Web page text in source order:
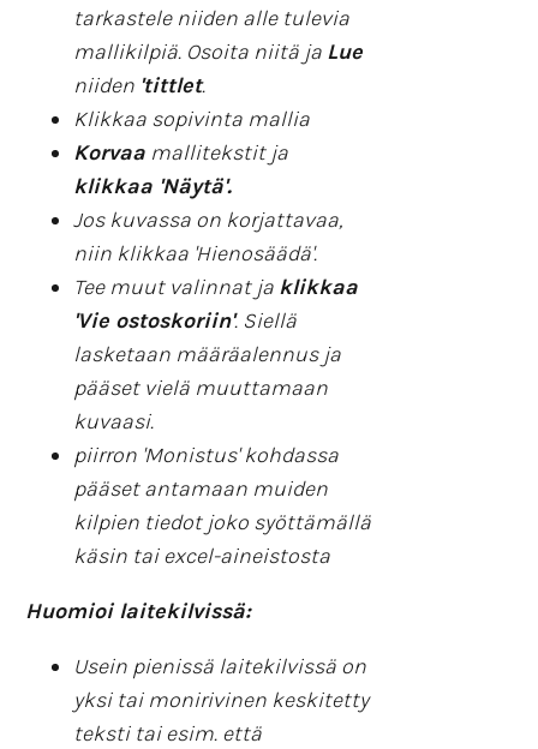
tarkastele niiden alle tulevia
mallikilpiä. Osoita niitä ja Lue
niiden 'tittlet.
Klikkaa sopivinta mallia
Korvaa mallitekstit ja
klikkaa 'Näytä'.
Jos kuvassa on korjattavaa,
niin klikkaa 'Hienosäädä'.
Tee muut valinnat ja klikkaa
'Vie ostoskoriin'. Siellä
lasketaan määräalennus ja
pääset vielä muuttamaan
kuvaasi.
piirron 'Monistus' kohdassa
pääset antamaan muiden
kilpien tiedot joko syöttämällä
käsin tai excel-aineistosta
Huomioi laitekilvissä:
Usein pienissä laitekilvissä on
yksi tai monirivinen keskitetty
teksti tai esim. että